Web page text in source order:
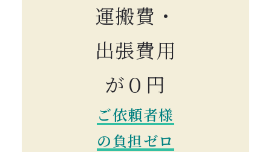
運搬費・
出張費用
が０円
ご依頼者様
の負担ゼロ